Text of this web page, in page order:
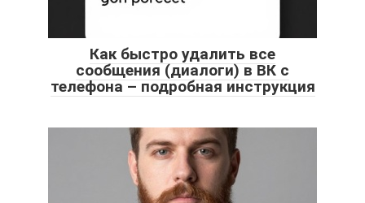
Как быстро удалить все
сообщения (диалоги) в ВК с
телефона – подробная инструкция